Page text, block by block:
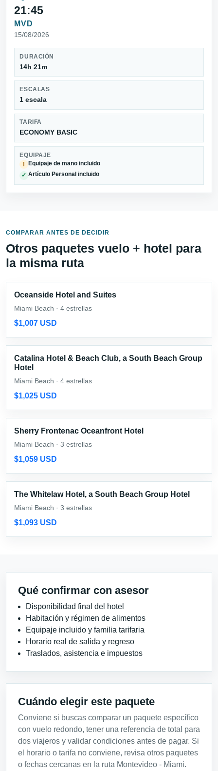
21:45
MVD
15/08/2026
DURACIÓN
14h 21m
ESCALAS
1 escala
TARIFA
ECONOMY BASIC
EQUIPAJE
!
Equipaje de mano incluido
✓ Artículo Personal incluido
COMPARAR ANTES DE DECIDIR
Otros paquetes vuelo + hotel para
la misma ruta
Oceanside Hotel and Suites
Miami Beach · 4 estrellas
$1,007 USD
Catalina Hotel & Beach Club, a South Beach Group
Hotel
Miami Beach · 4 estrellas
$1,025 USD
Sherry Frontenac Oceanfront Hotel
Miami Beach · 3 estrellas
$1,059 USD
The Whitelaw Hotel, a South Beach Group Hotel
Miami Beach · 3 estrellas
$1,093 USD
Qué confirmar con asesor
Disponibilidad final del hotel
Habitación y régimen de alimentos
Equipaje incluido y familia tarifaria
Horario real de salida y regreso
Traslados, asistencia e impuestos
Cuándo elegir este paquete
Conviene si buscas comparar un paquete específico
con vuelo redondo, tener una referencia de total para
dos viajeros y validar condiciones antes de pagar. Si
el horario o tarifa no conviene, revisa otros paquetes
o fechas cercanas en la ruta Montevideo - Miami.